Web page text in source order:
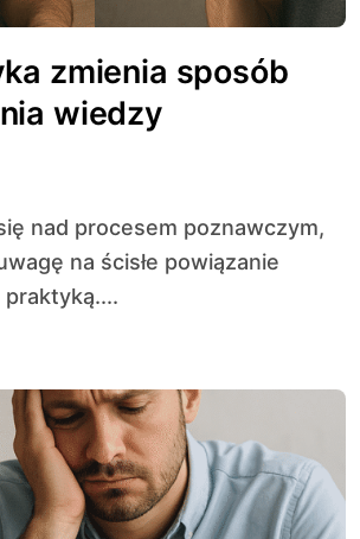
zmienia sposób
wiedzy
na ścisłe powiązanie